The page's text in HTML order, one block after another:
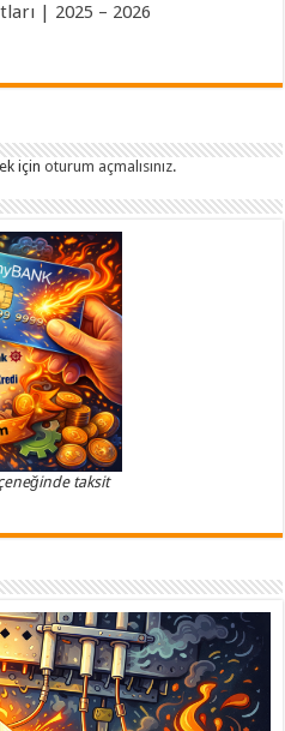
| 2025 – 2026
içinoturum açmalısınız.
taksit